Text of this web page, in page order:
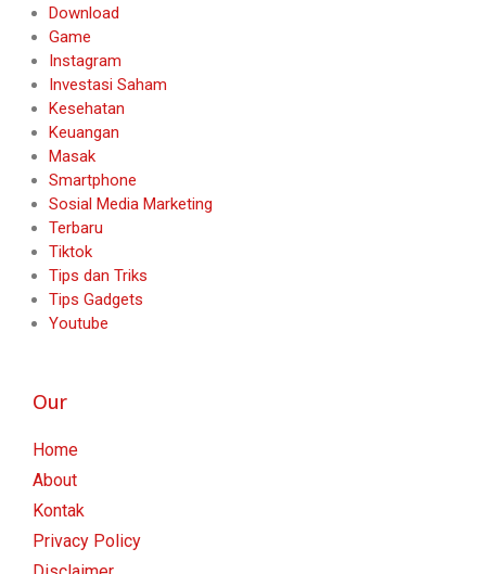
Download
Game
Instagram
Investasi Saham
Kesehatan
Keuangan
Masak
Smartphone
Sosial Media Marketing
Terbaru
Tiktok
Tips dan Triks
Tips Gadgets
Youtube
Our
Home
About
Kontak
Privacy Policy